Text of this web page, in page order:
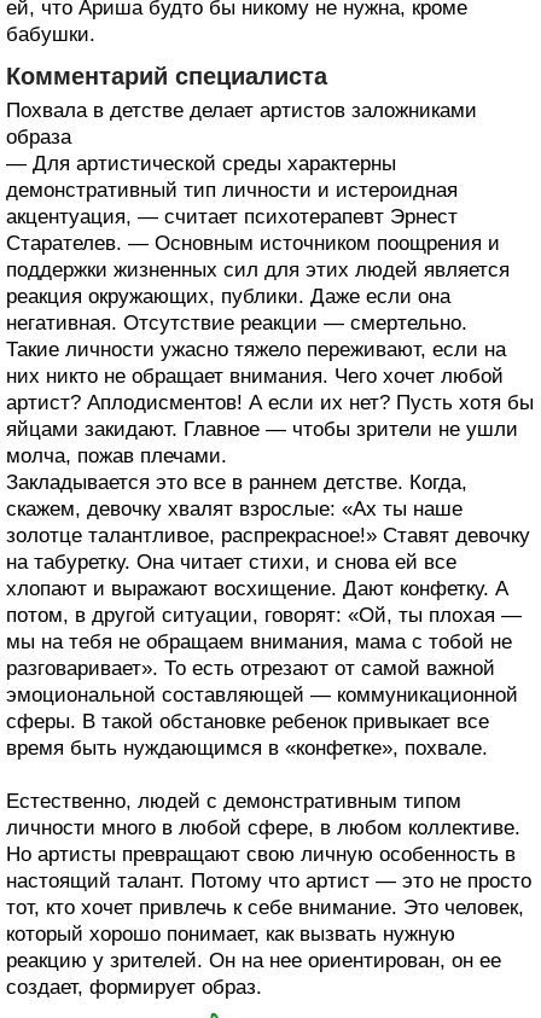
ей, что Ариша будто бы никому не нужна, кроме
бабушки.
Комментарий специалиста
Похвала в детстве делает артистов заложниками
образа
— Для артистической среды характерны
демонстративный тип личности и истероидная
акцентуация, — считает психотерапевт Эрнест
Старателев. — Основным источником поощрения и
поддержки жизненных сил для этих людей является
реакция окружающих, публики. Даже если она
негативная. Отсутствие реакции — смертельно.
Такие личности ужасно тяжело переживают, если на
них никто не обращает внимания. Чего хочет любой
артист? Аплодисментов! А если их нет? Пусть хотя бы
яйцами закидают. Главное — чтобы зрители не ушли
молча, пожав плечами.
Закладывается это все в раннем детстве. Когда,
скажем, девочку хвалят взрослые: «Ах ты наше
золотце талантливое, распрекрасное!» Ставят девочку
на табуретку. Она читает стихи, и снова ей все
хлопают и выражают восхищение. Дают конфетку. А
потом, в другой ситуации, говорят: «Ой, ты плохая —
мы на тебя не обращаем внимания, мама с тобой не
разговаривает». То есть отрезают от самой важной
эмоциональной составляющей — коммуникационной
сферы. В такой обстановке ребенок привыкает все
время быть нуждающимся в «конфетке», похвале.
Естественно, людей с демонстративным типом
личности много в любой сфере, в любом коллективе.
Но артисты превращают свою личную особенность в
настоящий талант. Потому что артист — это не просто
тот, кто хочет привлечь к себе внимание. Это человек,
который хорошо понимает, как вызвать нужную
реакцию у зрителей. Он на нее ориентирован, он ее
создает, формирует образ.